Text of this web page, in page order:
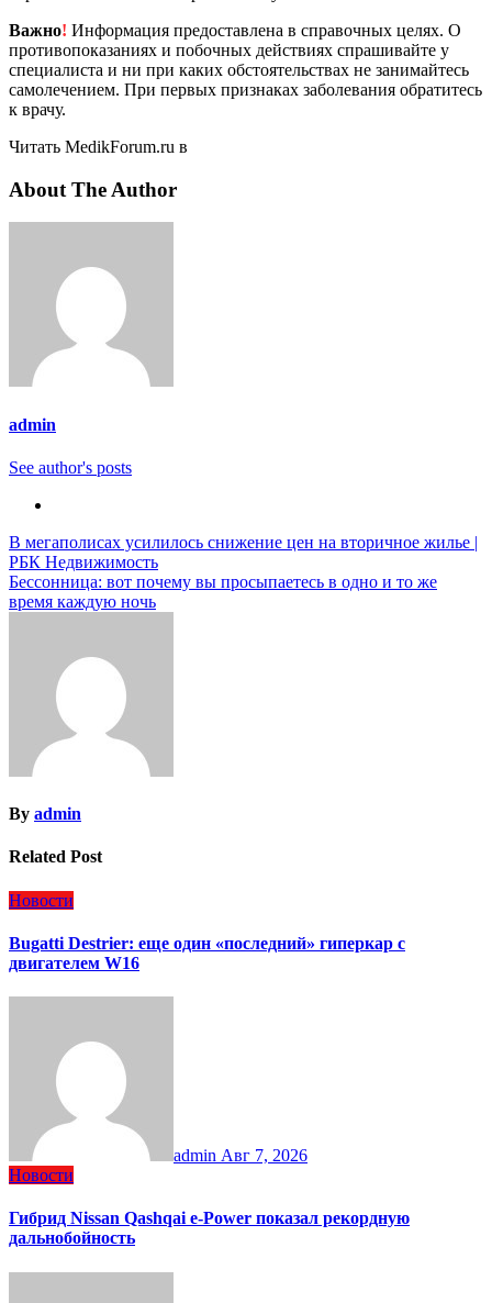
Важно! Информация предоставлена в справочных целях. О
противопоказаниях и побочных действиях спрашивайте у
специалиста и ни при каких обстоятельствах не занимайтесь
самолечением. При первых признаках заболевания обратитесь
к врачу.
Читать MedikForum.ru в
About The Author
admin
See author's posts
Навигация
по
записям
В мегаполисах усилилось снижение цен на вторичное жилье |
РБК Недвижимость
Бессонница: вот почему вы просыпаетесь в одно и то же
время каждую ночь
By admin
Related Post
Новости
Bugatti Destrier: еще один «последний» гиперкар с
двигателем W16
admin Авг 7, 2026
Новости
Гибрид Nissan Qashqai e-Power показал рекордную
дальнобойность